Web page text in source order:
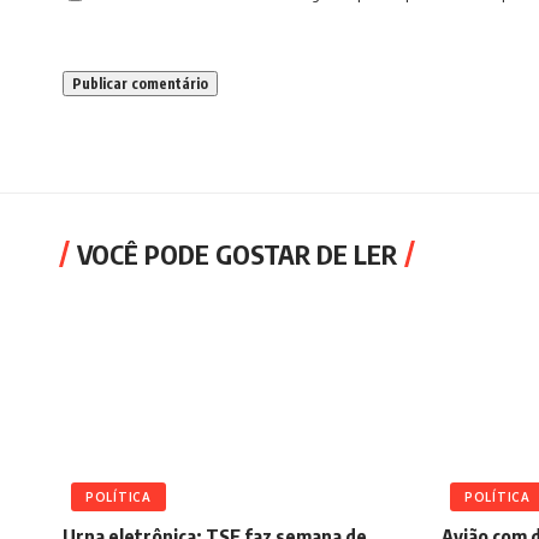
VOCÊ PODE GOSTAR DE LER
POLÍTICA POLÍTICA